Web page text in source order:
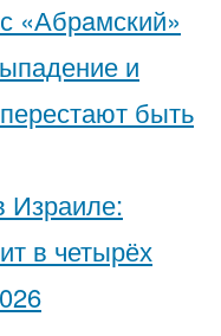
«Абрaмский»
и
быть
Израиле:
в четырёх